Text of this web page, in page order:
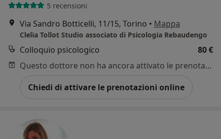
5 recensioni
Via Sandro Botticelli, 11/15, Torino • Mappa
Clelia Tollot Studio associato di Psicologia Rebaudengo
Colloquio psicologico
80 €
Questo dottore non ha ancora attivato le prenotazioni online presso questo indirizzo.
Chiedi di attivare le prenotazioni online